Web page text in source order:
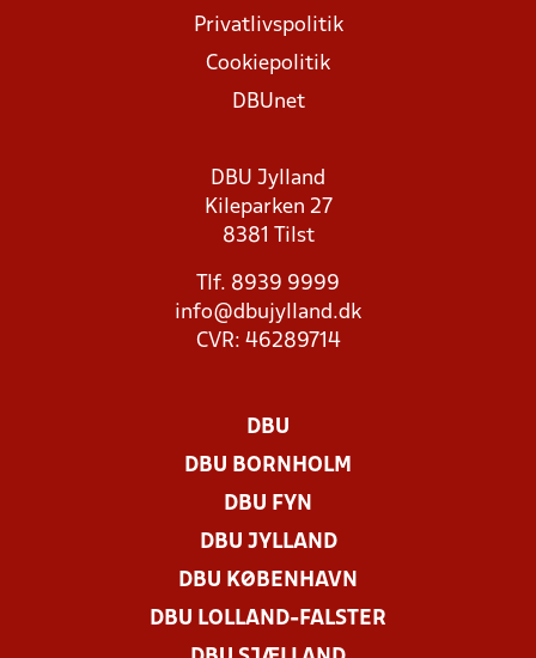
Privatlivspolitik
Cookiepolitik
DBUnet
DBU Jylland
Kileparken 27
8381 Tilst
Tlf. 8939 9999
info@dbujylland.dk
CVR: 46289714
DBU
DBU BORNHOLM
DBU FYN
DBU JYLLAND
DBU KØBENHAVN
DBU LOLLAND-FALSTER